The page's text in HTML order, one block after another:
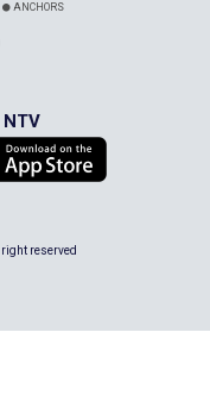
ANCHORS
reserved